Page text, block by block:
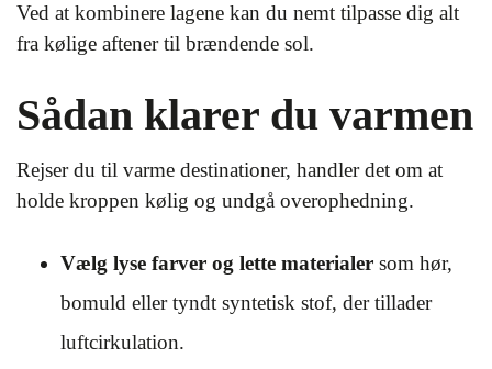
Ved at kombinere lagene kan du nemt tilpasse dig alt
fra kølige aftener til brændende sol.
Sådan klarer du varmen
Rejser du til varme destinationer, handler det om at
holde kroppen kølig og undgå overophedning.
Vælg lyse farver og lette materialer som hør,
bomuld eller tyndt syntetisk stof, der tillader
luftcirkulation.